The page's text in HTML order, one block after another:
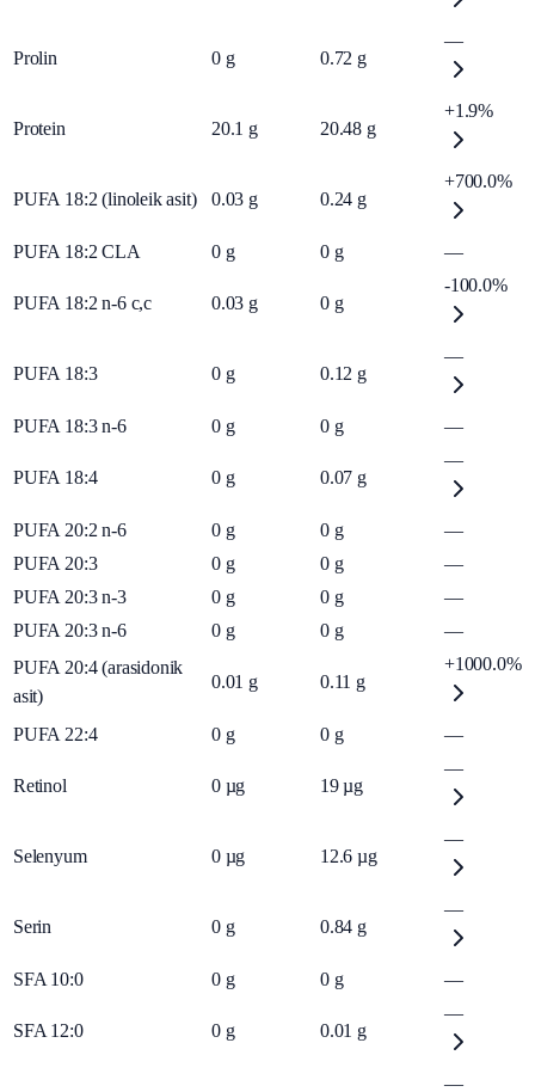
Prolin 0 g 0.72 g
—
Protein 20.1 g 20.48 g
+1.9%
PUFA 18:2 (linoleik asit) 0.03 g 0.24 g
+700.0%
PUFA 18:2 CLA 0 g 0 g —
PUFA 18:2 n-6 c,c 0.03 g 0 g
-100.0%
PUFA 18:3 0 g 0.12 g
—
PUFA 18:3 n-6 0 g 0 g —
PUFA 18:4 0 g 0.07 g
—
PUFA 20:2 n-6 0 g 0 g
—
PUFA 20:3
0 g 0 g
—
PUFA 20:3 n-3
0 g 0 g
—
PUFA 20:3 n-6
0 g 0 g
—
PUFA 20:4 (arasidonik
asit)
0.01 g 0.11 g
+1000.0%
PUFA 22:4 0 g 0 g —
Retinol 0 µg 19 µg
—
Selenyum 0 µg 12.6 µg
—
Serin 0 g 0.84 g
—
SFA 10:0 0 g 0 g —
SFA 12:0 0 g 0.01 g
—
—